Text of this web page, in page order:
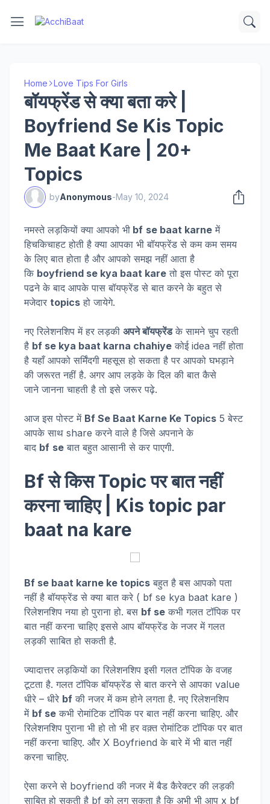
Home Love Tips For Girls
बॉयफ्रेंड से क्या बता करे |
Boyfriend Se Kis Topic
Me Baat Kare | 20+
Topics
byAnonymous-May 10, 2024
नमस्ते लड़कियों क्या आपको भी bf se baat karne में
हिचकिचाहट होती है क्या आपका भी बॉयफ्रेंड से कम कम समय
के लिए बात होता है और आपको समझ नहीं आता है
कि boyfriend se kya baat kare तो इस पोस्ट को पूरा
पढने के बाद आपके पास बॉयफ्रेंड से बात करने के बहुत से
मजेदार topics हो जायेगे.
नए रिलेशनशिप में हर लड़की अपने बॉयफ्रेंडके सामने चुप रहती
है bf se kya baat karna chahiye कोई idea नहीं होता
है यहाँ आपको सर्मिंदगी महसूस हो सकता है पर आपको घभड़ाने
की जरूरत नहीं है. अगर आप लड़के के दिल की बात कैसे
जाने जानना चाहती है तो इसे जरूर पढ़े.
आज इस पोस्ट में Bf Se Baat Karne Ke Topics 5 बेस्ट
आपके साथ share करने वाले है जिसे अपनाने के
बाद bf se बात बहुत आसानी से कर पाएगी.
Bf से किस Topic पर बात नहीं
करना चाहिए | Kis topic par
baat na kare
Bf se baat karne ke topics बहुत है बस आपको पता
नहीं है बॉयफ्रेंड से क्या बात करे ( bf se kya baat kare )
रिलेशनशिप नया हो पुराना हो. बस bf se कभी गलत टॉपिक पर
बात नहीं करना चाहिए इससे आप बॉयफ्रेंड के नजर में गलत
लड़की साबित हो सकती है.
ज्यादात्तर लड़कियों का रिलेशनशिप इसी गलत टॉपिक के वजह
टूटता है. गलत टॉपिक बॉयफ्रेंड से बात करने से आपका value
धीरे – धीरे bf की नजर में कम होने लगता है. नए रिलेशनशिप
में bf se कभी रोमांटिक टॉपिक पर बात नहीं करना चाहिए. और
रिलेशनशिप पुराना भी हो तो भी हर वक़्त रोमांटिक टॉपिक पर बात
नहीं करना चाहिए. और X Boyfriend के बारे में भी बात नहीं
करना चाहिए.
ऐसा करने से boyfriend की नजर में बैड कैरेक्टर की लड़की
साबित हो सकती है bf को लग सकता है कि अभी भी आप x bf